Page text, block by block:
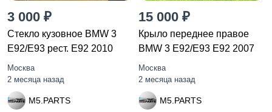
3 000 ₽
Стекло кузовное BMW 3
E92/E93 рест. E92 2010
Москва
2 месяца назад
M5.PARTS
15 000 ₽
Крыло переднее правое
BMW 3 E92/E93 E92 2007
Москва
2 месяца назад
M5.PARTS